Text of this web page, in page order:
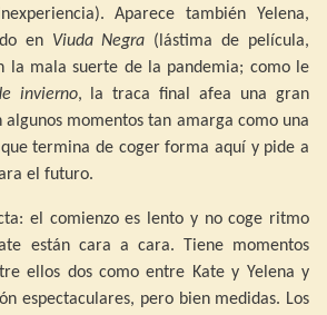
Aparece también Yelena,
en Viuda Negra (lástima de película,
la mala suerte de la pandemia; como le
invierno, la traca final afea una gran
algunos momentos tan amarga como una
termina de coger forma aquí y pide a
el futuro.
el comienzo es lento y no coge ritmo
están cara a cara. Tiene momentos
ellos dos como entre Kate y Yelena y
espectaculares, pero bien medidas. Los